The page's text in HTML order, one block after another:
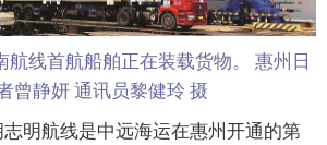
航线首航船舶正在装载货物。 惠州日
曾静妍 通讯员黎健玲 摄
航线是中远海运在惠州开通的第